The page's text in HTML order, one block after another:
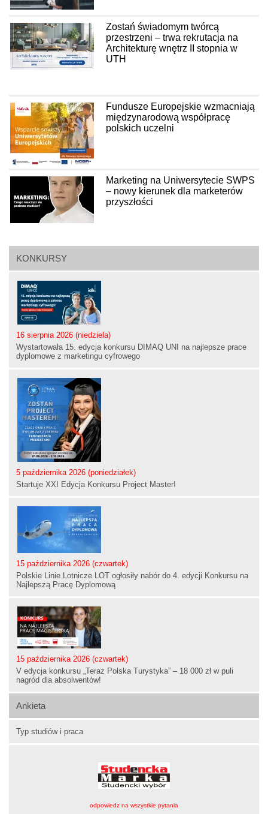
KONKURSY
16 sierpnia 2026 (niedziela)
Wystartowała 15. edycja konkursu DIMAQ UNI na najlepsze prace
dyplomowe z marketingu cyfrowego
5 października 2026 (poniedziałek)
Startuje XXI Edycja Konkursu Project Master!
15 października 2026 (czwartek)
Polskie Linie Lotnicze LOT ogłosiły nabór do 4. edycji Konkursu na
Najlepszą Pracę Dyplomową
15 października 2026 (czwartek)
V edycja konkursu „Teraz Polska Turystyka” – 18 000 zł w puli
nagród dla absolwentów!
Ankieta
Typ studiów i praca
odpowiedz na wszystkie pytania
Zostań świadomym twórcą
przestrzeni – trwa rekrutacja na
Architekturę wnętrz II stopnia w
UTH
Fundusze Europejskie wzmacniają
międzynarodową współpracę
polskich uczelni
Marketing na Uniwersytecie SWPS
– nowy kierunek dla marketerów
przyszłości